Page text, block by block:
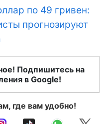
по 49 гривен:
прогнозируют
Подпишитесь на
в Google!
где вам удобно!